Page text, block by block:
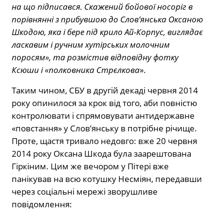
на що підписався. Скажений бойової носоріг в
порівнянні з прибувшою до Слов’янська Оксаною
Шкодою, яка і бере під крило Ай-Корпус, виглядає
ласкавим і ручним хутірських молочним
поросям», та розмістив відповідну фотку
Ксюши і «полковника Стрєлкова».
Таким чином, СБУ в другій декаді червня 2014
року опинилося за крок від того, аби повністю
контролювати і спрямовувати антидержавне
«повстання» у Слов’янську в потрібне річище.
Проте, щастя тривало недовго: вже 20 червня
2014 року Оксана Шкода була заарештована
Гіркіним. Цим же вечором у Пітері вже
панікував на всю котушку Несміян, передавши
через соціальні мережі зворушливе
повідомлення: